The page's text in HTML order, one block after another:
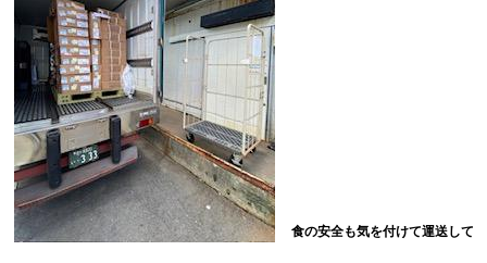
食の安全も気を付けて運送して